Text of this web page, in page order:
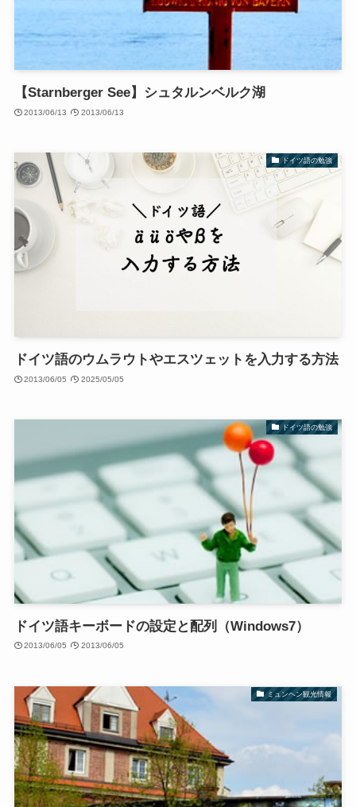
【Starnberger See】シュタルンベルク湖
2013/06/13 2013/06/13
ドイツ語の勉強
ドイツ語のウムラウトやエスツェットを入力する方法
2013/06/05 2025/05/05
ドイツ語の勉強
ドイツ語キーボードの設定と配列（Windows7）
2013/06/05 2013/06/05
ミュンヘン観光情報